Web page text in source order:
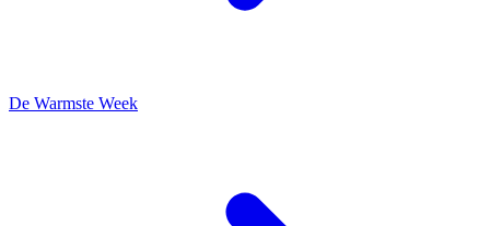
De Warmste Week